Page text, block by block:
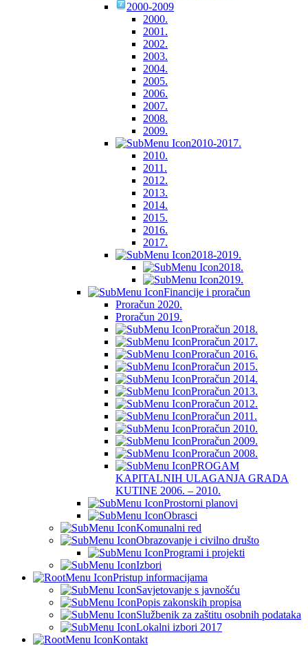
2000-2009
2000.
2001.
2002.
2003.
2004.
2005.
2006.
2007.
2008.
2009.
2010-2017.
2010.
2011.
2012.
2013.
2014.
2015.
2016.
2017.
2018-2019.
2018.
2019.
Financije i proračun
Proračun 2020.
Proračun 2019.
Proračun 2018.
Proračun 2017.
Proračun 2016.
Proračun 2015.
Proračun 2014.
Proračun 2013.
Proračun 2012.
Proračun 2011.
Proračun 2010.
Proračun 2009.
Proračun 2008.
PROGAM
KAPITALNIH ULAGANJA GRADA
KUTINE 2006. – 2010.
Prostorni planovi
Obrasci
Komunalni red
Obrazovanje i civilno društo
Programi i projekti
Izbori
Pristup informacijama
Savjetovanje s javnošću
Popis zakonskih propisa
Službenik za zaštitu osobnih podataka
Lokalni izbori 2017
Kontakt